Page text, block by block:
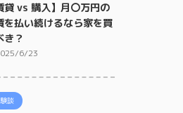
貸 vs 購入】月〇万円の
を払い続けるなら家を買
き？
6/23
談